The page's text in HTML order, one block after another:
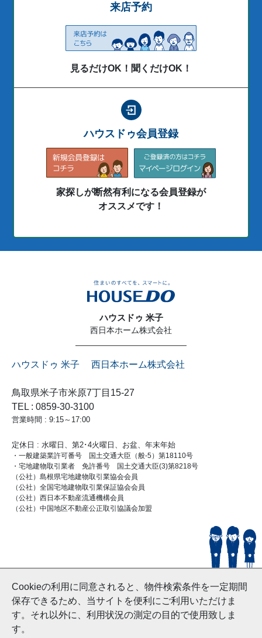
Cookieの利用に同意されると、物件検索条件を一定期間
保存できるため、当サイトを便利にご利用いただけま
す。それ以外に、利用状況の測定の目的で使用致しま
す。
来店予約
見るだけOK！聞くだけOK！
ハウスドゥ会員登録
家探しが断然有利になる会員登録が
オススメです！
ハウスドゥ 米子
西日本ホーム株式会社
ハウスドゥ 米子 西日本ホーム株式会社
鳥取県米子市米原7丁目15-27
TEL : 0859-30-3100
営業時間 : 9:15～17:00
定休日 : 水曜日、第2･4火曜日、お盆、年末年始
・一般建築業許可番号 国土交通大臣（般-5）第18110号
・宅地建物取引業者 免許番号 国土交通大臣(3)第8218号
（公社）島根県宅地建物取引業協会会員
（公社）全国宅地建物取引業保証協会会員
（公社）西日本不動産流通機構会員
（公社）中国地区不動産公正取引協議会加盟
© HouseDoYonago
and Nishinihon Home Co.ltd All Rights Reserved.